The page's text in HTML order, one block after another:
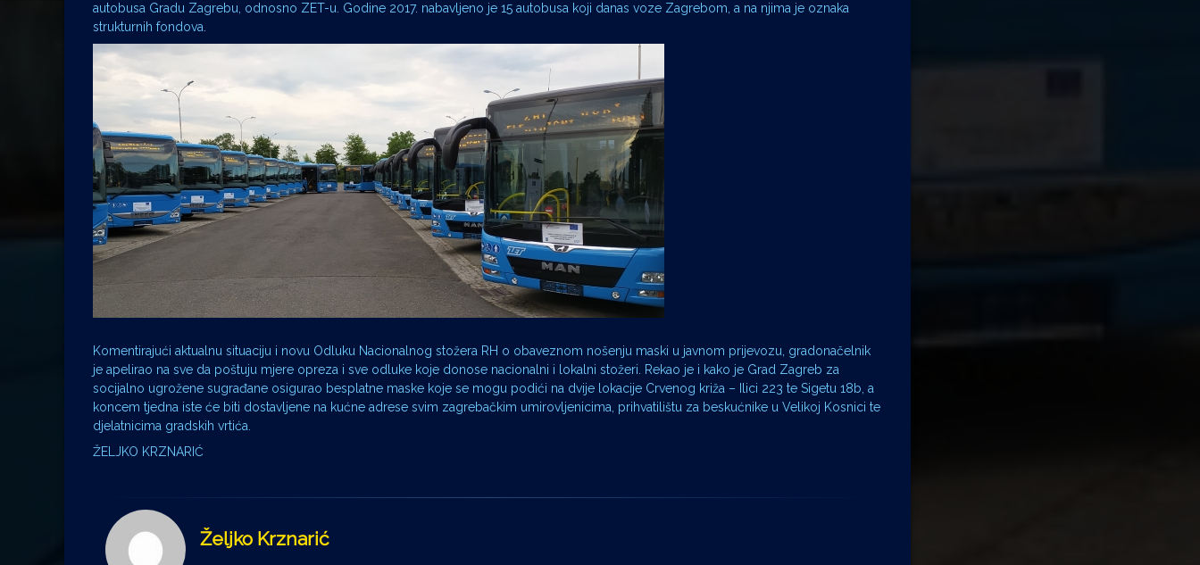
autobusa Gradu Zagrebu, odnosno ZET-u. Godine 2017. nabavljeno je 15 autobusa koji danas voze Zagrebom, a na njima je oznaka
strukturnih fondova.
Komentirajući aktualnu situaciju i novu Odluku Nacionalnog stožera RH o obaveznom nošenju maski u javnom prijevozu, gradonačelnik
je apelirao na sve da poštuju mjere opreza i sve odluke koje donose nacionalni i lokalni stožeri. Rekao je i kako je Grad Zagreb za
socijalno ugrožene sugrađane osigurao besplatne maske koje se mogu podići na dvije lokacije Crvenog križa – Ilici 223 te Sigetu 18b, a
koncem tjedna iste će biti dostavljene na kućne adrese svim zagrebačkim umirovljenicima, prihvatilištu za beskućnike u Velikoj Kosnici te
djelatnicima gradskih vrtića.
ŽELJKO KRZNARIĆ
Željko Krznarić